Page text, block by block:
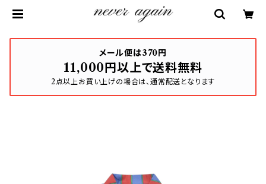
メール便は370円
11,000円以上で送料無料
2点以上お買い上げの場合は、通常配送となります